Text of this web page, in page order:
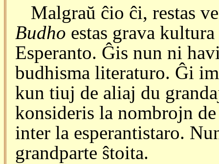
Malgraŭ ĉio ĉi, restas
Budho estas grava
Esperanto. Ĝis nun ni
budhisma literaturo. Ĝi
kun tiuj de aliaj du
konsideris la nombrojn
inter la esperantistaro.
grandparte ŝtoita.